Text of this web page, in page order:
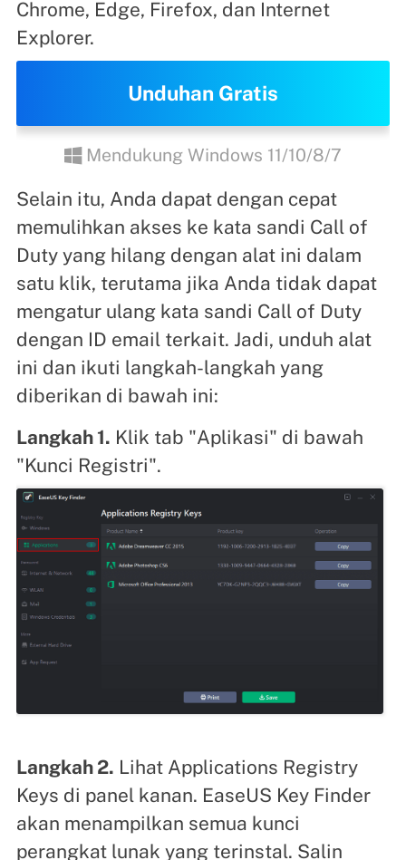
Chrome, Edge, Firefox, dan Internet
Explorer.
Unduhan Gratis
Mendukung Windows 11/10/8/7
Selain itu, Anda dapat dengan cepat
memulihkan akses ke kata sandi Call of
Duty yang hilang dengan alat ini dalam
satu klik, terutama jika Anda tidak dapat
mengatur ulang kata sandi Call of Duty
dengan ID email terkait. Jadi, unduh alat
ini dan ikuti langkah-langkah yang
diberikan di bawah ini:
Langkah 1. Klik tab "Aplikasi" di bawah
"Kunci Registri".
Langkah 2. Lihat Applications Registry
Keys di panel kanan. EaseUS Key Finder
akan menampilkan semua kunci
perangkat lunak yang terinstal. Salin